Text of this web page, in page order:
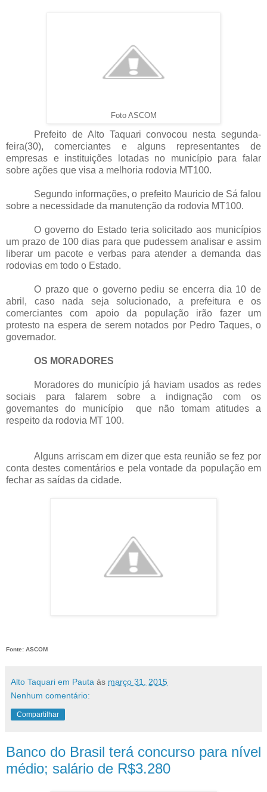
Foto ASCOM
Prefeito de Alto Taquari convocou nesta segunda-
feira(30), comerciantes e alguns representantes de
empresas e instituições lotadas no município para falar
sobre ações que visa a melhoria rodovia MT100.
Segundo informações, o prefeito Mauricio de Sá falou
sobre a necessidade da manutenção da rodovia MT100.
O governo do Estado teria solicitado aos municípios
um prazo de 100 dias para que pudessem analisar e assim
liberar um pacote e verbas para atender a demanda das
rodovias em todo o Estado.
O prazo que o governo pediu se encerra dia 10 de
abril, caso nada seja solucionado, a prefeitura e os
comerciantes com apoio da população irão fazer um
protesto na espera de serem notados por Pedro Taques, o
governador.
OS MORADORES
Moradores do município já haviam usados as redes
sociais para falarem sobre a indignação com os
governantes do município que não tomam atitudes a
respeito da rodovia MT 100.
Alguns arriscam em dizer que esta reunião se fez por
conta destes comentários e pela vontade da população em
fechar as saídas da cidade.
Fonte: ASCOM
Alto Taquari em Pauta às março 31, 2015
Nenhum comentário:
Compartilhar
Banco do Brasil terá concurso para nível
médio; salário de R$3.280